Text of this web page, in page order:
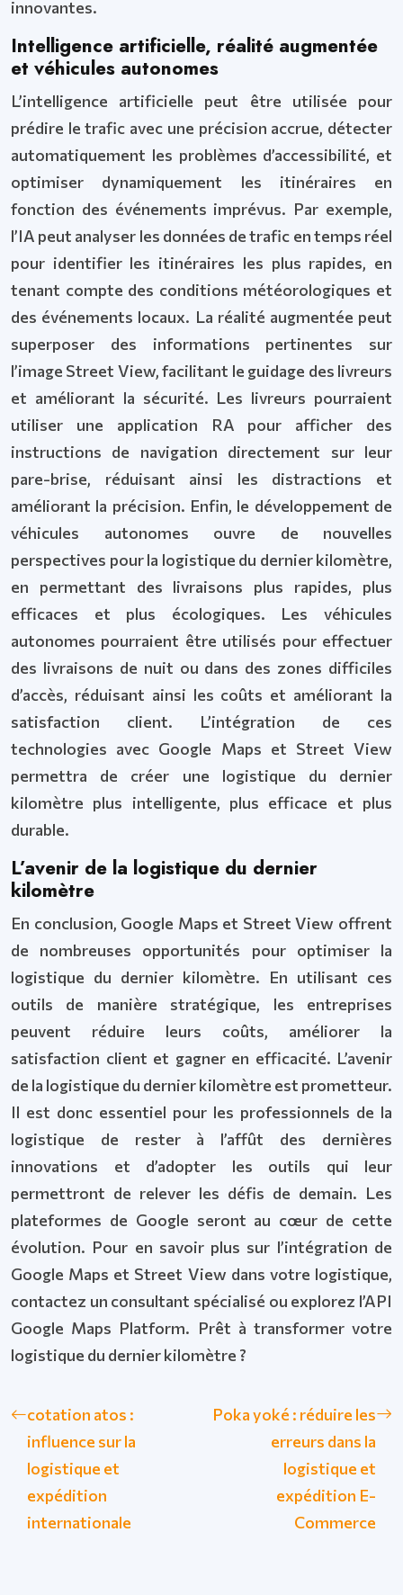
innovantes.
Intelligence artificielle, réalité augmentée
et véhicules autonomes
L’intelligence artificielle peut être utilisée pour
prédire le trafic avec une précision accrue, détecter
automatiquement les problèmes d’accessibilité, et
optimiser dynamiquement les itinéraires en
fonction des événements imprévus. Par exemple,
l’IA peut analyser les données de trafic en temps réel
pour identifier les itinéraires les plus rapides, en
tenant compte des conditions météorologiques et
des événements locaux. La réalité augmentée peut
superposer des informations pertinentes sur
l’image Street View, facilitant le guidage des livreurs
et améliorant la sécurité. Les livreurs pourraient
utiliser une application RA pour afficher des
instructions de navigation directement sur leur
pare-brise, réduisant ainsi les distractions et
améliorant la précision. Enfin, le développement de
véhicules autonomes ouvre de nouvelles
perspectives pour la logistique du dernier kilomètre,
en permettant des livraisons plus rapides, plus
efficaces et plus écologiques. Les véhicules
autonomes pourraient être utilisés pour effectuer
des livraisons de nuit ou dans des zones difficiles
d’accès, réduisant ainsi les coûts et améliorant la
satisfaction client. L’intégration de ces
technologies avec Google Maps et Street View
permettra de créer une logistique du dernier
kilomètre plus intelligente, plus efficace et plus
durable.
L’avenir de la logistique du dernier
kilomètre
En conclusion, Google Maps et Street View offrent
de nombreuses opportunités pour optimiser la
logistique du dernier kilomètre. En utilisant ces
outils de manière stratégique, les entreprises
peuvent réduire leurs coûts, améliorer la
satisfaction client et gagner en efficacité. L’avenir
de la logistique du dernier kilomètre est prometteur.
Il est donc essentiel pour les professionnels de la
logistique de rester à l’affût des dernières
innovations et d’adopter les outils qui leur
permettront de relever les défis de demain. Les
plateformes de Google seront au cœur de cette
évolution. Pour en savoir plus sur l’intégration de
Google Maps et Street View dans votre logistique,
contactez un consultant spécialisé ou explorez l’API
Google Maps Platform. Prêt à transformer votre
logistique du dernier kilomètre ?
cotation atos :
influence sur la
logistique et
expédition
internationale
Poka yoké : réduire les
erreurs dans la
logistique et
expédition E-
Commerce